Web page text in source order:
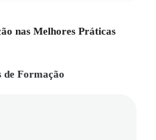
nas Melhores Práticas
de Formação